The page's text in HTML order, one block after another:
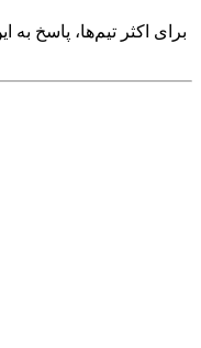
برای اکثر تیم‌ها، پاسخ